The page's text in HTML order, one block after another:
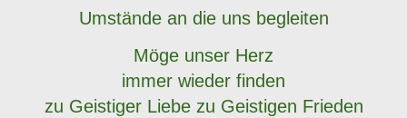
Umstände an die uns begleiten
Möge unser Herz
immer wieder finden
zu Geistiger Liebe zu Geistigen Frieden